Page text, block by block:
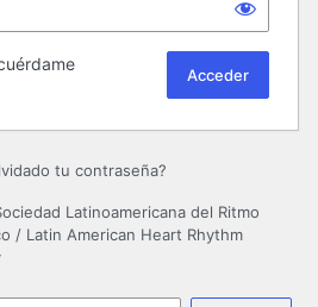
tu contraseña?
Latinoamericana del Ritmo
/ Latin American Heart Rhythm